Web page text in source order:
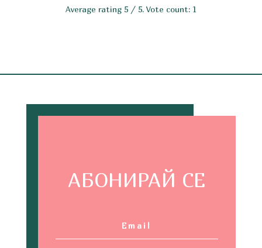
Average rating 5/ 5. Vote count: 1
АБОНИРАЙ СЕ